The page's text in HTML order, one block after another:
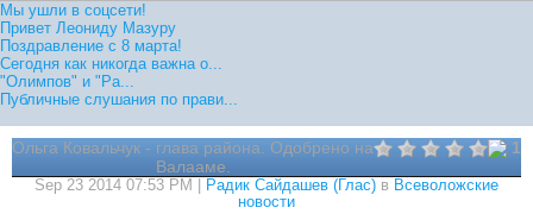
Мы ушли в соцсети!
Привет Леониду Мазуру
Поздравление с 8 марта!
Сегодня как никогда важна о...
"Олимпов" и "Ра...
Публичные слушания по прави...
1
Ольга Ковальчук - глава района. Одобрено на
Валааме.
Sep 23 2014 07:53 PM | Радик Сайдашев (Глас) в Всеволожские
новости